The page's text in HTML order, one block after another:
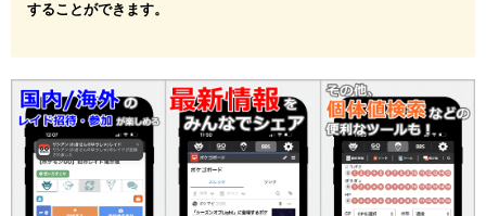
することができます。